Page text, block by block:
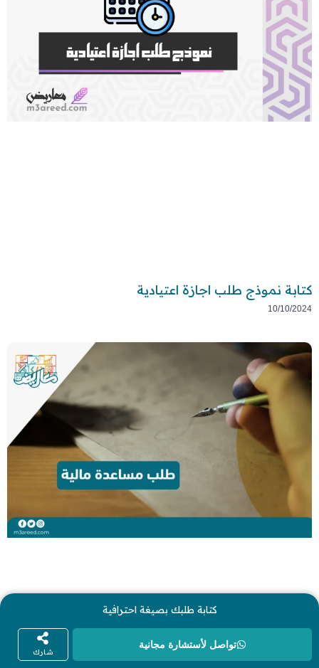
كتابة نموذج طلب اجازة اعتيادية
10/10/2024
كتابة طلبك بصيغة احترافية
تواصل لأستشارة مجانية
شارك